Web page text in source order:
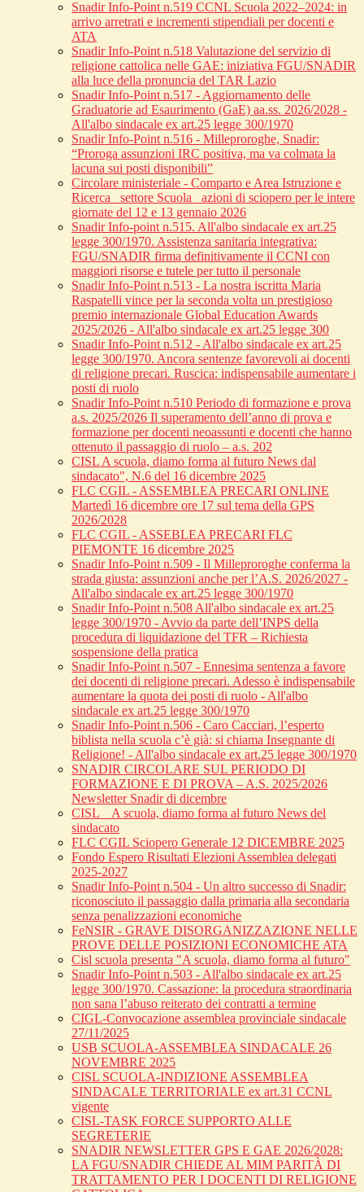
Snadir Info-Point n.519 CCNL Scuola 2022–2024: in
arrivo arretrati e incrementi stipendiali per docenti e
ATA
Snadir Info-Point n.518 Valutazione del servizio di
religione cattolica nelle GAE: iniziativa FGU/SNADIR
alla luce della pronuncia del TAR Lazio
Snadir Info-Point n.517 - Aggiornamento delle
Graduatorie ad Esaurimento (GaE) aa.ss. 2026/2028 -
All'albo sindacale ex art.25 legge 300/1970
Snadir Info-Point n.516 - Milleproroghe, Snadir:
“Proroga assunzioni IRC positiva, ma va colmata la
lacuna sui posti disponibili”
Circolare ministeriale - Comparto e Area Istruzione e
Ricerca_ settore Scuola_ azioni di sciopero per le intere
giornate del 12 e 13 gennaio 2026
Snadir Info-point n.515. All'albo sindacale ex art.25
legge 300/1970. Assistenza sanitaria integrativa:
FGU/SNADIR firma definitivamente il CCNI con
maggiori risorse e tutele per tutto il personale
Snadir Info-Point n.513 - La nostra iscritta Maria
Raspatelli vince per la seconda volta un prestigioso
premio internazionale Global Education Awards
2025/2026 - All'albo sindacale ex art.25 legge 300
Snadir Info-Point n.512 - All'albo sindacale ex art.25
legge 300/1970. Ancora sentenze favorevoli ai docenti
di religione precari. Ruscica: indispensabile aumentare i
posti di ruolo
Snadir Info-Point n.510 Periodo di formazione e prova
a.s. 2025/2026 Il superamento dell’anno di prova e
formazione per docenti neoassunti e docenti che hanno
ottenuto il passaggio di ruolo – a.s. 202
CISL A scuola, diamo forma al futuro News dal
sindacato", N.6 del 16 dicembre 2025
FLC CGIL - ASSEMBLEA PRECARI ONLINE
Martedì 16 dicembre ore 17 sul tema della GPS
2026/2028
FLC CGIL - ASSEBLEA PRECARI FLC
PIEMONTE 16 dicembre 2025
Snadir Info-Point n.509 - Il Milleproroghe conferma la
strada giusta: assunzioni anche per l’A.S. 2026/2027 -
All'albo sindacale ex art.25 legge 300/1970
Snadir Info-Point n.508 All'albo sindacale ex art.25
legge 300/1970 - Avvio da parte dell’INPS della
procedura di liquidazione del TFR – Richiesta
sospensione della pratica
Snadir Info-Point n.507 - Ennesima sentenza a favore
dei docenti di religione precari. Adesso è indispensabile
aumentare la quota dei posti di ruolo - All'albo
sindacale ex art.25 legge 300/1970
Snadir Info-Point n.506 - Caro Cacciari, l’esperto
biblista nella scuola c’è già: si chiama Insegnante di
Religione! - All'albo sindacale ex art.25 legge 300/1970
SNADIR CIRCOLARE SUL PERIODO DI
FORMAZIONE E DI PROVA – A.S. 2025/2026
Newsletter Snadir di dicembre
CISL _ A scuola, diamo forma al futuro News del
sindacato
FLC CGIL Sciopero Generale 12 DICEMBRE 2025
Fondo Espero Risultati Elezioni Assemblea delegati
2025-2027
Snadir Info-Point n.504 - Un altro successo di Snadir:
riconosciuto il passaggio dalla primaria alla secondaria
senza penalizzazioni economiche
FeNSIR - GRAVE DISORGANIZZAZIONE NELLE
PROVE DELLE POSIZIONI ECONOMICHE ATA
Cisl scuola presenta "A scuola, diamo forma al futuro"
Snadir Info-Point n.503 - All'albo sindacale ex art.25
legge 300/1970. Cassazione: la procedura straordinaria
non sana l’abuso reiterato dei contratti a termine
CIGL-Convocazione assemblea provinciale sindacale
27/11/2025
USB SCUOLA-ASSEMBLEA SINDACALE 26
NOVEMBRE 2025
CISL SCUOLA-INDIZIONE ASSEMBLEA
SINDACALE TERRITORIALE ex art.31 CCNL
vigente
CISL-TASK FORCE SUPPORTO ALLE
SEGRETERIE
SNADIR NEWSLETTER GPS E GAE 2026/2028:
LA FGU/SNADIR CHIEDE AL MIM PARITÀ DI
TRATTAMENTO PER I DOCENTI DI RELIGIONE